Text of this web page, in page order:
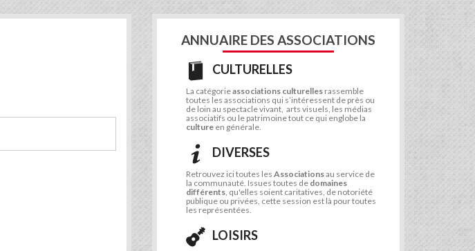
ANNUAIRE DES ASSOCIATIONS
CULTURELLES
La catégorieassociations culturelles rassemble
toutes les associations qui s’intéressent de près ou
de loin au spectacle vivant, arts visuels, les médias
associatifs ou le patrimoine tout ce qui englobe la
culture en générale.
DIVERSES
Retrouvez ici toutes les Associationsau service de
la communauté. Issues toutes de domaines
différents, qu'elles soient caritatives, de notoriété
publique ou privées, cette session est là pour toutes
les représentées.
LOISIRS